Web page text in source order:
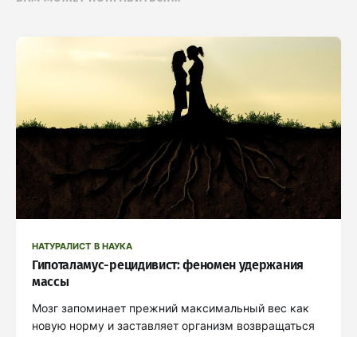
НАТУРАЛИСТ В НАУКА
Гипоталамус-рецидивист: феномен удержания
массы
Мозг запоминает прежний максимальный вес как
новую норму и заставляет организм возвращаться